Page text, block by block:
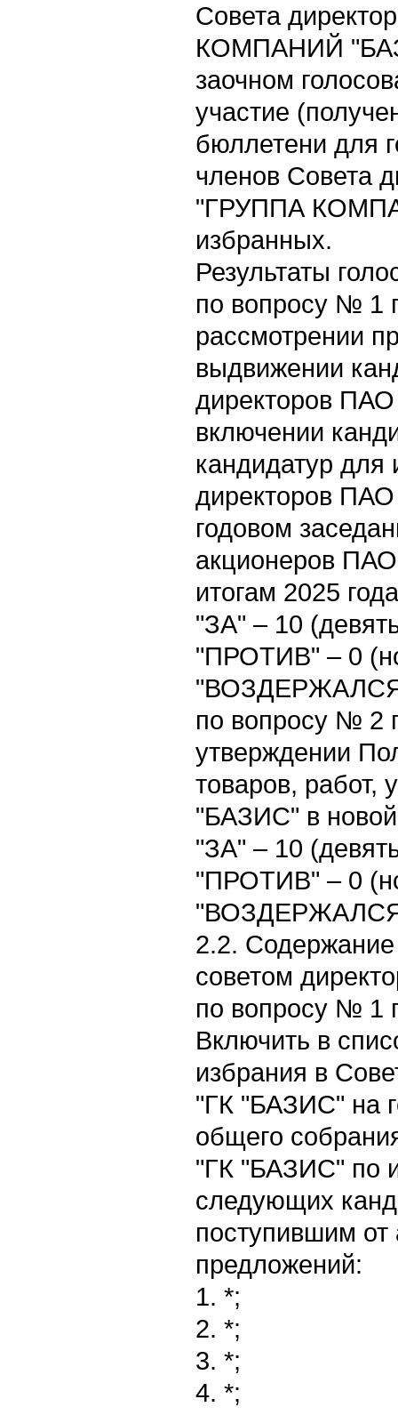
Совета
КОМПАНИЙ
заочном
участие
бюллетени для
членов Совета
"ГРУППА
избранных.
Результаты
по вопросу № 1
рассмотрении
выдвижении
директоров
включении
кандидатур для
директоров
годовом
акционеров
итогам 2025
"ЗА" – 10
"ПРОТИВ" – 0
"ВОЗДЕРЖАЛСЯ"
по вопросу № 2
утверждении
товаров, работ,
"БАЗИС" в
"ЗА" – 10
"ПРОТИВ" – 0
"ВОЗДЕРЖАЛСЯ"
2.2.
советом
по вопросу № 1
Включить в
избрания в
"ГК "БАЗИС" на
общего
"ГК "БАЗИС" по
следующих
поступившим от
предложений:
1. *;
2. *;
3. *;
4. *;